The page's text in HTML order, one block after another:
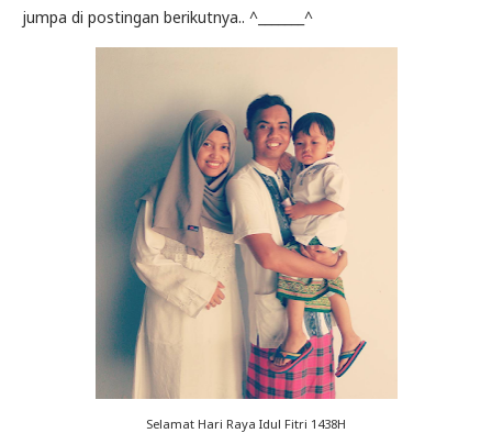
jumpa di postingan berikutnya.. ^_______^
Selamat Hari Raya Idul Fitri 1438H